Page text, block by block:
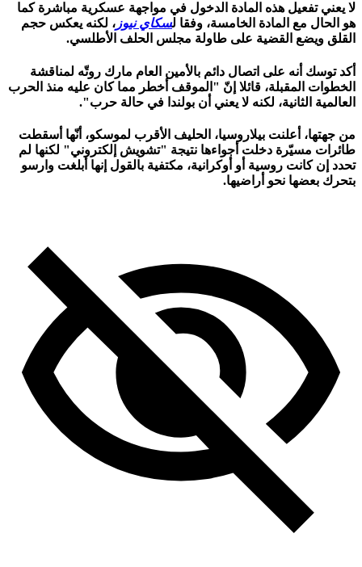
لا يعني تفعيل هذه المادة الدخول في مواجهة عسكرية مباشرة كما
هو الحال مع المادة الخامسة، وفقا لسكاي نيوز ، لكنه يعكس حجم
القلق ويضع القضية على طاولة مجلس الحلف الأطلسي.
أكد توسك أنه على اتصال دائم بالأمين العام مارك روتّه لمناقشة
الخطوات المقبلة، قائلا إنّ "الموقف أخطر مما كان عليه منذ الحرب
العالمية الثانية، لكنه لا يعني أن بولندا في حالة حرب".
من جهتها، أعلنت بيلاروسيا، الحليف الأقرب لموسكو، أنّها أسقطت
طائرات مسيّرة دخلت أجواءها نتيجة "تشويش إلكتروني" لكنها لم
تحدد إن كانت روسية أو أوكرانية، مكتفية بالقول إنها أبلغت وارسو
بتحرك بعضها نحو أراضيها.